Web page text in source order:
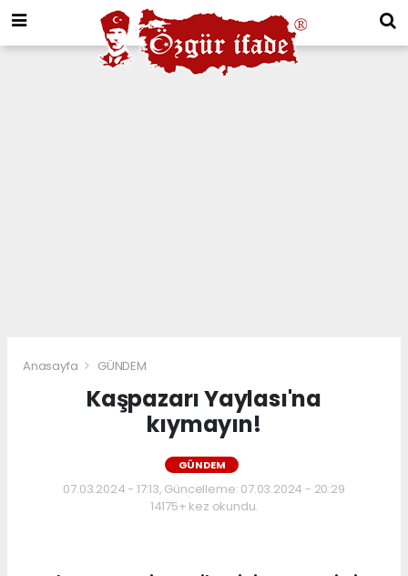
Anasayfa GÜNDEM
Kaşpazarı Yaylası'na
kıymayın!
GÜNDEM
07.03.2024 - 17:13, Güncelleme: 07.03.2024 - 20:29
14175+ kez okundu.